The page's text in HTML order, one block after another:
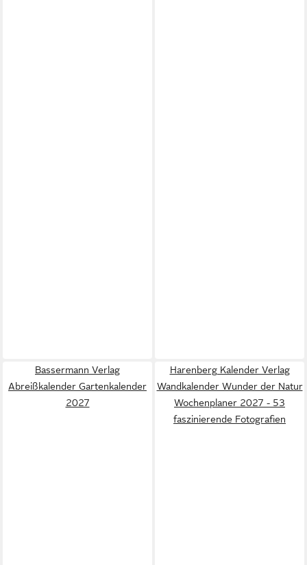
Bassermann Verlag
Abreißkalender Gartenkalender
2027
Harenberg Kalender Verlag
Wandkalender Wunder der Natur
Wochenplaner 2027 - 53
faszinierende Fotografien